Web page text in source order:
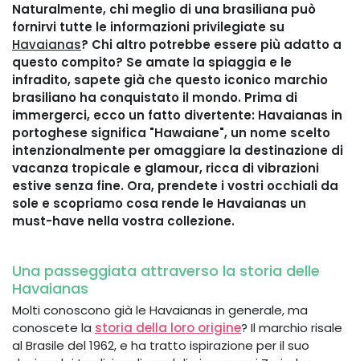
Naturalmente, chi meglio di una brasiliana può
fornirvi tutte le informazioni privilegiate su
Havaianas? Chi altro potrebbe essere più adatto a
questo compito? Se amate la spiaggia e le
infradito, sapete già che questo iconico marchio
brasiliano ha conquistato il mondo. Prima di
immergerci, ecco un fatto divertente: Havaianas in
portoghese significa "Hawaiane", un nome scelto
intenzionalmente per omaggiare la destinazione di
vacanza tropicale e glamour, ricca di vibrazioni
estive senza fine. Ora, prendete i vostri occhiali da
sole e scopriamo cosa rende le Havaianas un
must-have nella vostra collezione.
Una passeggiata attraverso la storia delle
Havaianas
Molti conoscono già le Havaianas in generale, ma
conoscete la storia della loro origine? Il marchio risale
al Brasile del 1962, e ha tratto ispirazione per il suo